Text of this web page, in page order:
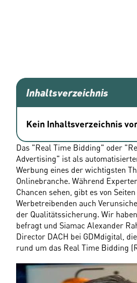
Inhaltsverzeichnis
Kein Inhaltsverzeichnis
Das "Real Time Bidding" oder
Advertising" ist als
Werbung eines der wichtigsten
Onlinebranche. Während
Chancen sehen, gibt es von
Werbetreibenden auch
der Qualitätssicherung. Wir
befragt und Siamac Alexander
Director DACH bei GDMdigital,
rund um das Real Time Bidding